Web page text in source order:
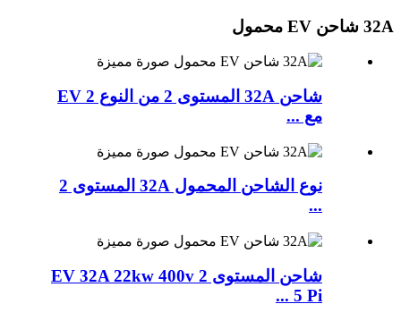
32A شاحن EV محمول
شاحن 32A المستوى 2 من النوع 2 EV
مع ...
نوع الشاحن المحمول 32A المستوى 2
...
شاحن المستوى 2 EV 32A 22kw 400v
5 Pi ...